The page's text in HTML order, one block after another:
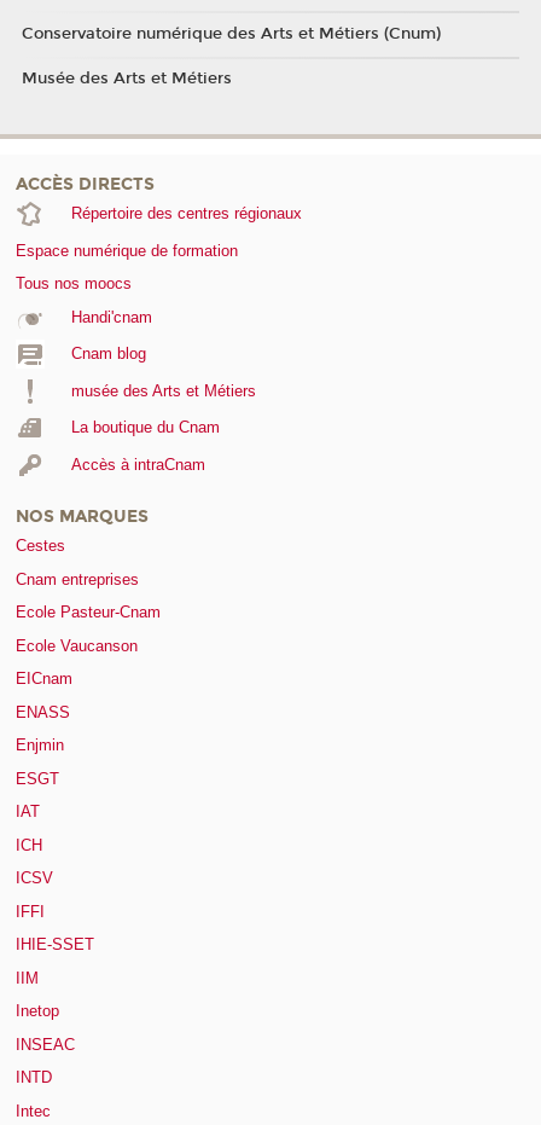
Conservatoire numérique des Arts et Métiers (Cnum)
Musée des Arts et Métiers
ACCÈS DIRECTS
Répertoire des centres régionaux
Espace numérique de formation
Tous nos moocs
Handi'cnam
Cnam blog
musée des Arts et Métiers
La boutique du Cnam
Accès à intraCnam
NOS MARQUES
Cestes
Cnam entreprises
Ecole Pasteur-Cnam
Ecole Vaucanson
EICnam
ENASS
Enjmin
ESGT
IAT
ICH
ICSV
IFFI
IHIE-SSET
IIM
Inetop
INSEAC
INTD
Intec